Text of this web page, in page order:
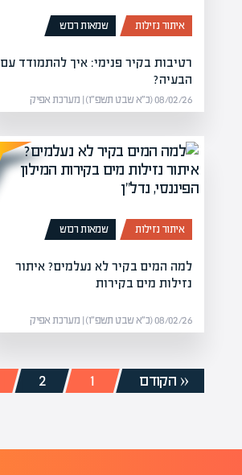
איתור נזילות שמאות רכוש
רטיבות בקיר פנימי: איך להתמודד עם
הבעיה?
08/02/26 (כ״א שבט תשפ״ו) | מערכת אפיק
איתור נזילות שמאות רכוש
למה המים בקיר לא נעלמים? איתור
נזילות מים בקירות
08/02/26 (כ״א שבט תשפ״ו) | מערכת אפיק
« הקודם 1
2